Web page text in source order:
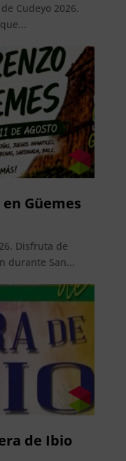
Cudeyo 2026.
Güemes
Disfruta de
durante San...
de Ibio